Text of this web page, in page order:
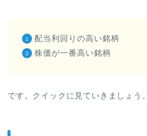
配当利回りの高い銘柄
株価が一番高い銘柄
です。クイックに見ていきましょう。